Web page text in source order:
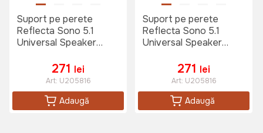
Suport pe perete
Reflecta Sono 5.1
Universal Speaker
271 lei
Art: U205816
Adaugă
Suport pe perete
Reflecta Sono 5.1
Universal Speaker
271 lei
Art: U205816
Adaugă